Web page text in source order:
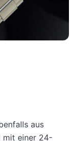
aus
mit einer 24-